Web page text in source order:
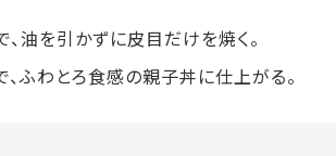
油を引かずに皮目だけを焼く。
ふわとろ食感の親子丼に仕上がる。